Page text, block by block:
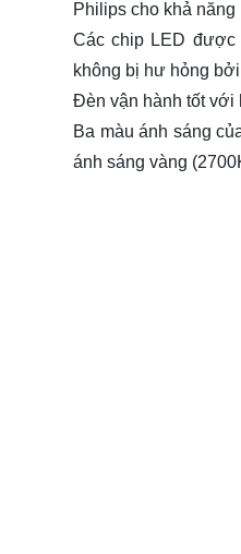
Philips cho khả
Các chip LED được
không bị hư hỏng
Đèn vận hành tốt với
Ba màu ánh sáng
ánh sáng vàng